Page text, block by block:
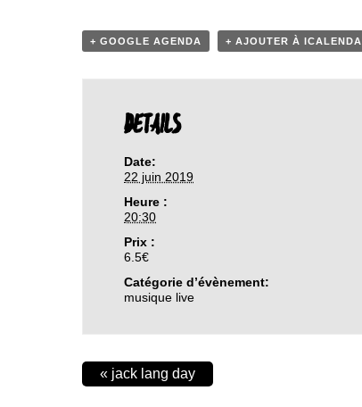
+ GOOGLE AGENDA + AJOUTER À
DETAILS
Date:
22 juin 2019
Heure :
20:30
Prix :
6.5€
Catégorie d’évènement:
musique live
« jack lang day